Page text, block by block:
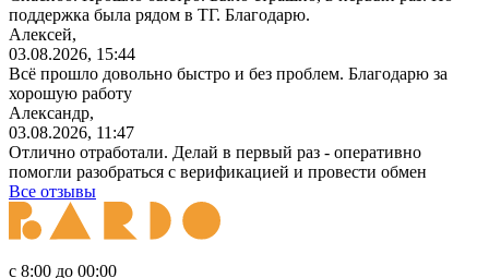
поддержка была рядом в ТГ. Благодарю.
Алексей,
03.08.2026, 15:44
Всё прошло довольно быстро и без проблем. Благодарю за
хорошую работу
Александр,
03.08.2026, 11:47
Отлично отработали. Делай в первый раз - оперативно
помогли разобраться с верификацией и провести обмен
Все отзывы
с 8:00 до 00:00